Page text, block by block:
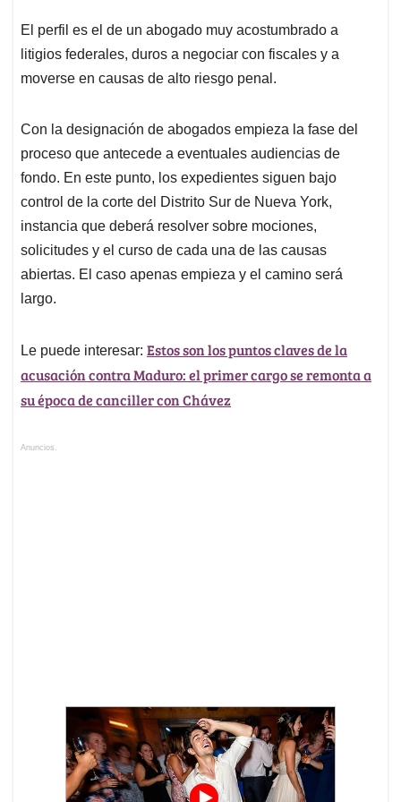
El perfil es el de un abogado muy acostumbrado a
litigios federales, duros a negociar con fiscales y a
moverse en causas de alto riesgo penal.
Con la designación de abogados empieza la fase del
proceso que antecede a eventuales audiencias de
fondo. En este punto, los expedientes siguen bajo
control de la corte del Distrito Sur de Nueva York,
instancia que deberá resolver sobre mociones,
solicitudes y el curso de cada una de las causas
abiertas. El caso apenas empieza y el camino será
largo.
Le puede interesar: Estos son los puntos claves de la
acusación contra Maduro: el primer cargo se remonta a
su época de canciller con Chávez
Anuncios.